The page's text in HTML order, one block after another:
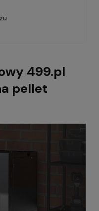
499.pl
pellet